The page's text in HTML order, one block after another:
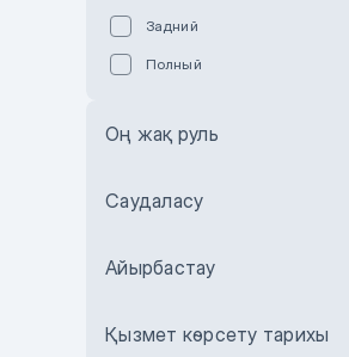
Зеленый
Бежевый
Комбинированный
Задний
Полный
Оң жақ руль
Саудаласу
Айырбастау
Қызмет көрсету тарихы